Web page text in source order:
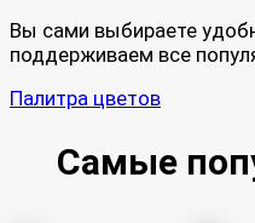
Вы сами выбираете
поддерживаем все
Палитра цветов
Самые